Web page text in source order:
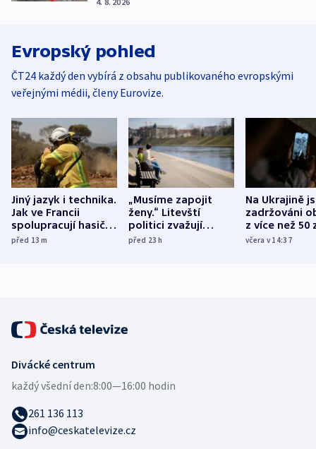
Evropský pohled
ČT24 každý den vybírá z obsahu publikovaného evropskými
veřejnými médii, členy Eurovize.
Jiný jazyk i technika.
Jak ve Francii
spolupracují hasiči z
různých zemí
před 13m
„Musíme zapojit
ženy.“ Litevští
politici zvažují
dohodu o
před 23h
Na Ukrajině
zadržováni
z více než 50
Bojovali na
včera v 14:37
Divácké centrum
každý všední den:8:00—16:00 hodin
261 136 113
info@ceskatelevize.cz